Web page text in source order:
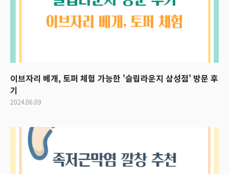
이브자리 베개, 토퍼 체험 가능한 '슬립라운지 삼성점' 방문 후
기
2024.06.09